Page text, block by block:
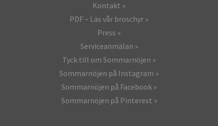
Kontakt
PDF – Läs vår broschyr
Press
Serviceanmälan
Tyck till om Sommarnöjen
Sommarnöjen på Instagram
Sommarnöjen på Facebook
Sommarnöjen på Pinterest